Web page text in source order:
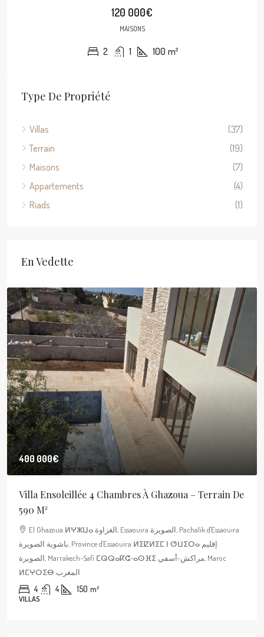
120 000€
MAISONS
2 1 100 m²
Type De Propriété
Villas
(37)
Terrain
(19)
Maisons
(7)
Appartements
(4)
Riads
(1)
En Vedette
400 000€
Villa Ensoleillée 4 Chambres À Ghazoua – Terrain De
590 M²
El Ghazoua ⵍⵖⵣⵡⴰ الغزاوة, Essaouira الصويرة, Pachalik d'Essaouira
باشوية الصويرة, Province d'Essaouira ⵍⵉⵇⵍⵉⵎ ⵏ ⵚⵡⵉⵔⴰ إقليم
الصويرة, Marrakech-Safi ⵎⵕⵕⴰⴽⵛ-ⴰⵙⴼⵉ مراكش-أسفي, Maroc
ⵍⵎⵖⵔⵉⴱ المغرب
4 4 150 m²
VILLAS